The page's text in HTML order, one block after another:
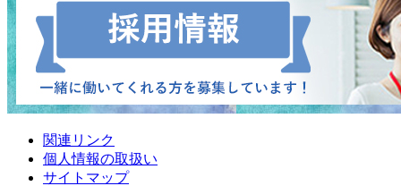
関連リンク
個人情報の取扱い
サイトマップ